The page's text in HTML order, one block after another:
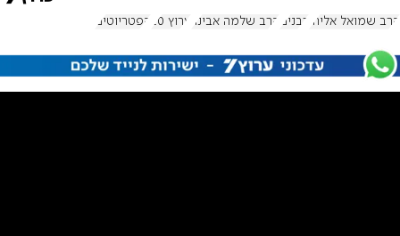
הרב שמואל אליהו רבנים הרב שלמה אבינר ערוץ 20 הפטריוטים